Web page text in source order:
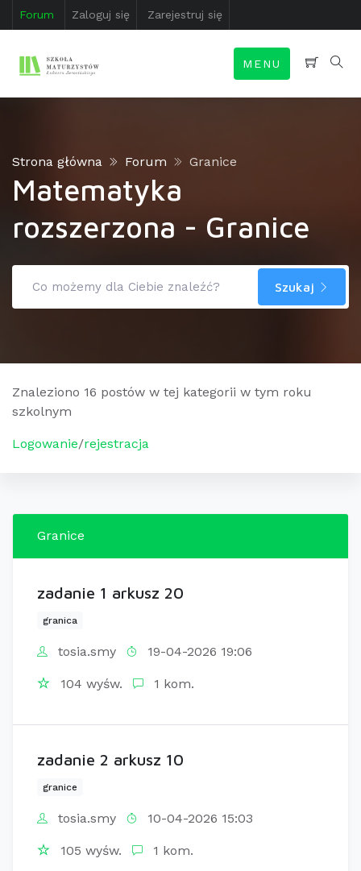
Forum Zaloguj się Zarejestruj się
MENU
Strona główna Forum Granice
Matematyka
rozszerzona - Granice
Szukaj
Znaleziono 16 postów w tej kategorii w tym roku
szkolnym
Logowanie/rejestracja
Granice
zadanie 1 arkusz 20
granica
tosia.smy 19-04-2026 19:06
104 wyśw. 1 kom.
zadanie 2 arkusz 10
granice
tosia.smy 10-04-2026 15:03
105 wyśw. 1 kom.